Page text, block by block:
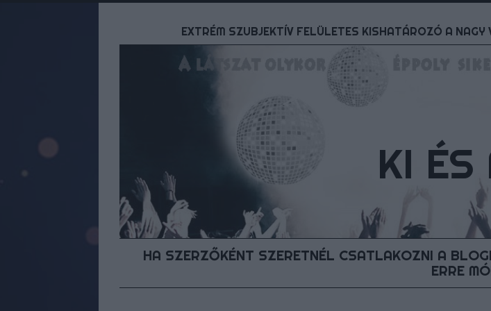
EXTRÉM SZUBJEKTÍV FELÜLETES KISHATÁROZÓ A
KI
HA SZERZŐKÉNT SZERETNÉL CSATLAKOZNI A
ERRE